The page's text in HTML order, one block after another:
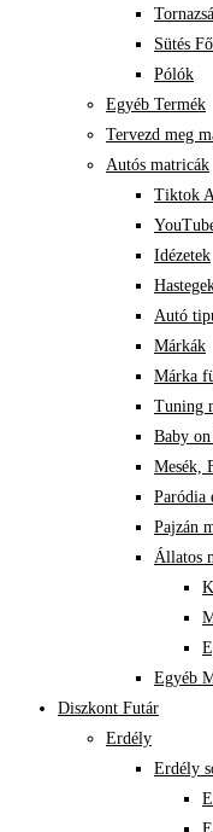
Sütés
Pólók
Egyéb Termék
Tervezd meg
Autós matricák
Tiktok
Idézetek
Autó
Márkák
Márka
Tuning
Baby
Mesék,
Paródia
Pajzán
Állatos
Egyéb
Diszkont Futár
Erdély
Erdély